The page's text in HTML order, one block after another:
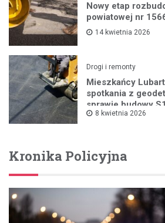
Nowy etap
powiatowej nr
14 kwietnia 2026
Drogi i remonty
Mieszkańcy
spotkania z
sprawie budowy
8 kwietnia 2026
Kronika Policyjna